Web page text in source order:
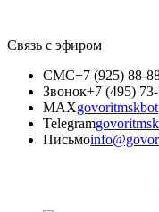
Связь с эфиром
СМС+7 (925) 88-
Звонок+7 (495)
MAXgovoritmskbot
Telegram
Письмо